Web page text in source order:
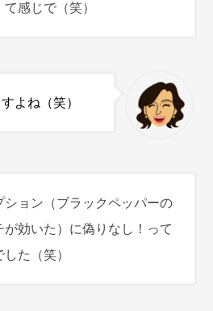
て感じで（笑）
よね（笑）
ション（ブラックペッパーの
が効いた）に偽りなし！って
た（笑）